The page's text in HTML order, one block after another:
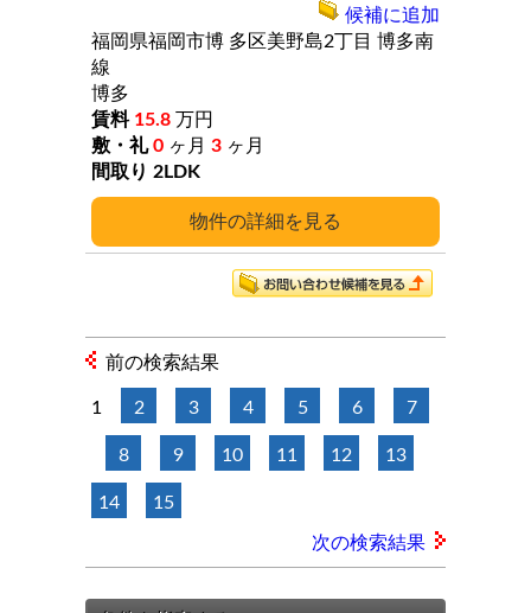
詳細
福岡県福岡市博 多区美野島2丁目 博多南
線
博多
15.8 万円
0 ヶ月 3 ヶ月
2LDK
候補に追加
前の検索結果
1 2 3 4 5 6 7
8 9 10 11 12 13
14 15
次の検索結果